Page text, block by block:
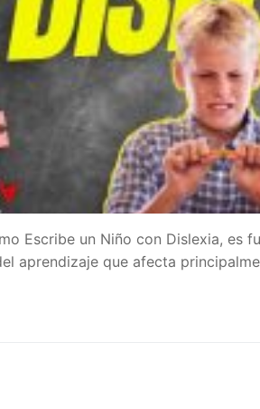
Escribe un Niño con Dislexia, es
aprendizaje que afecta